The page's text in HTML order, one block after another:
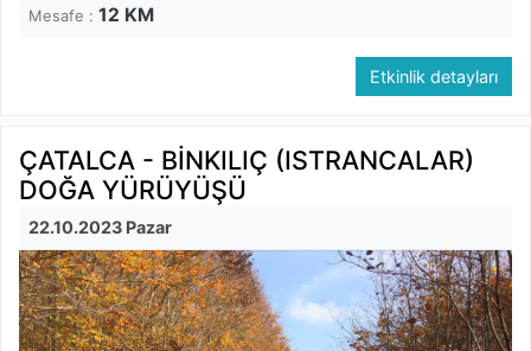
Mesafe : 12 KM
Etkinlik detayları
ÇATALCA - BİNKILIÇ (ISTRANCALAR)
DOĞA YÜRÜYÜŞÜ
22.10.2023 Pazar